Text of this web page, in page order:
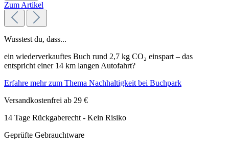
Zum Artikel
Wusstest du, dass...
ein wiederverkauftes Buch rund 2,7 kg CO₂ einspart – das
entspricht einer 14 km langen Autofahrt?
Erfahre mehr zum Thema Nachhaltigkeit bei Buchpark
Versandkostenfrei ab 29 €
14 Tage Rückgaberecht - Kein Risiko
Geprüfte Gebrauchtware